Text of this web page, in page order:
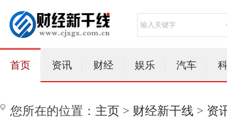
首页 资讯 财经 娱乐 汽车
您所在的位置： 主页 > 财经新干线 > 资